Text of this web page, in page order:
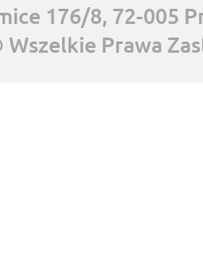
176/8, 72-005
Wszelkie Prawa